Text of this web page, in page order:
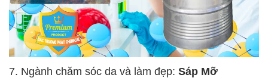
7. Ngành chăm sóc da và làm đẹp: Sáp Mỡ